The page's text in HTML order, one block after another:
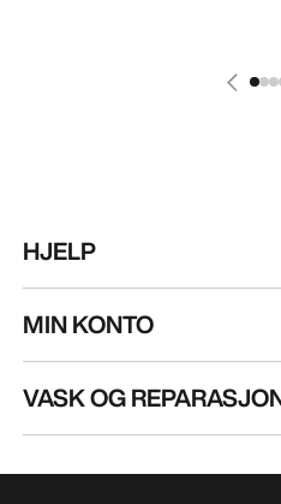
HJELP
MIN KONTO
VASK OG